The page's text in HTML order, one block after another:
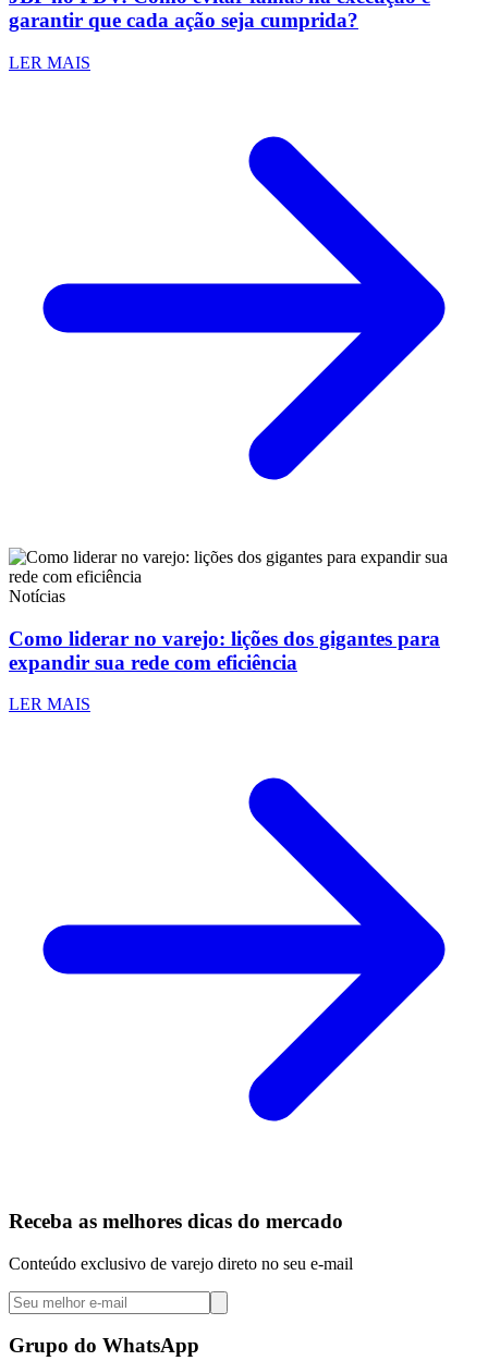
garantir que cada ação seja cumprida?
LER MAIS
Notícias
Como liderar no varejo: lições dos gigantes para
expandir sua rede com eficiência
LER MAIS
Receba as melhores dicas do mercado
Conteúdo exclusivo de varejo direto no seu e-mail
Grupo do WhatsApp